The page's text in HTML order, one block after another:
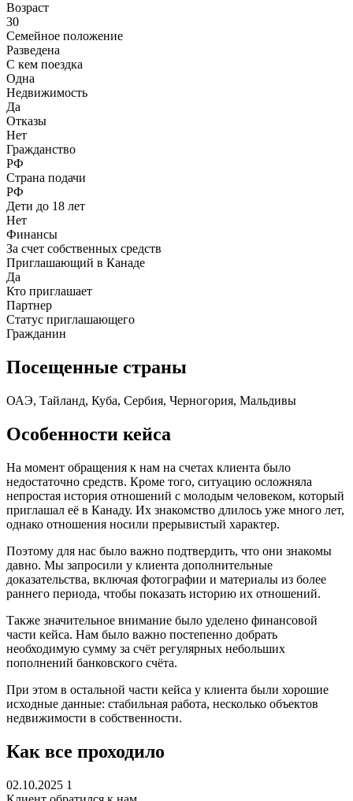
Возраст
30
Семейное положение
Разведена
С кем поездка
Одна
Недвижимость
Да
Отказы
Нет
Гражданство
РФ
Страна подачи
РФ
Дети до 18 лет
Нет
Финансы
За счет собственных средств
Приглашающий в Канаде
Да
Кто приглашает
Партнер
Статус приглашающего
Гражданин
Посещенные страны
ОАЭ, Тайланд, Куба, Сербия, Черногория, Мальдивы
Особенности кейса
На момент обращения к нам на счетах клиента было
недостаточно средств. Кроме того, ситуацию осложняла
непростая история отношений с молодым человеком, который
приглашал её в Канаду. Их знакомство длилось уже много лет,
однако отношения носили прерывистый характер.
Поэтому для нас было важно подтвердить, что они знакомы
давно. Мы запросили у клиента дополнительные
доказательства, включая фотографии и материалы из более
раннего периода, чтобы показать историю их отношений.
Также значительное внимание было уделено финансовой
части кейса. Нам было важно постепенно добрать
необходимую сумму за счёт регулярных небольших
пополнений банковского счёта.
При этом в остальной части кейса у клиента были хорошие
исходные данные: стабильная работа, несколько объектов
недвижимости в собственности.
Как все проходило
02.10.2025 1